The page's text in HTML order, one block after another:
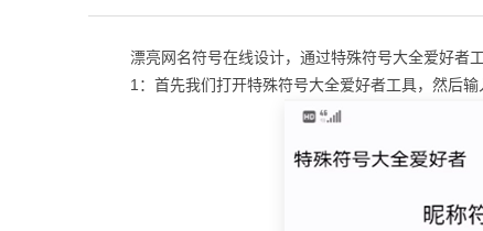
漂亮网名符号在线设计，通过特殊符号大全爱好者
1：首先我们打开特殊符号大全爱好者工具，然后